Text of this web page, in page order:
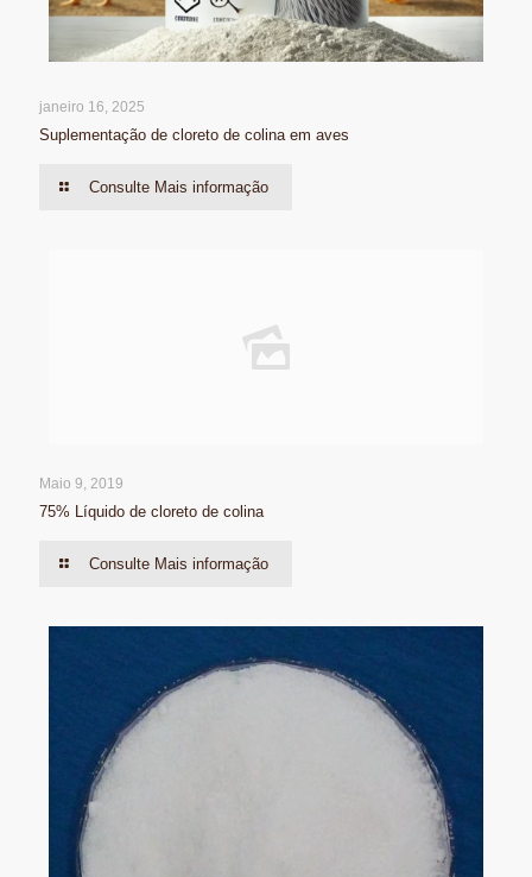
janeiro 16, 2025
Suplementação de cloreto de colina em aves
Consulte Mais informação
Maio 9, 2019
75% Líquido de cloreto de colina
Consulte Mais informação